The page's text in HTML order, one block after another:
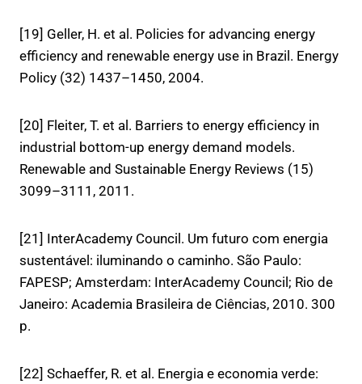
[19] Geller, H. et al. Policies for advancing energy
efficiency and renewable energy use in Brazil. Energy
Policy (32) 1437–1450, 2004.
[20] Fleiter, T. et al. Barriers to energy efficiency in
industrial bottom-up energy demand models.
Renewable and Sustainable Energy Reviews (15)
3099–3111, 2011.
[21] InterAcademy Council. Um futuro com energia
sustentável: iluminando o caminho. São Paulo:
FAPESP; Amsterdam: InterAcademy Council; Rio de
Janeiro: Academia Brasileira de Ciências, 2010. 300
p.
[22] Schaeffer, R. et al. Energia e economia verde: